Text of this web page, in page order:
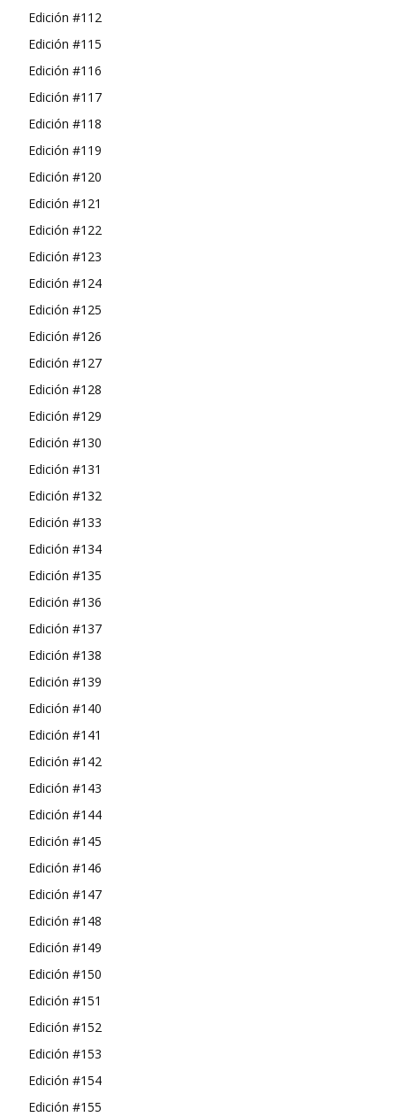
Edición #112
Edición #115
Edición #116
Edición #117
Edición #118
Edición #119
Edición #120
Edición #121
Edición #122
Edición #123
Edición #124
Edición #125
Edición #126
Edición #127
Edición #128
Edición #129
Edición #130
Edición #131
Edición #132
Edición #133
Edición #134
Edición #135
Edición #136
Edición #137
Edición #138
Edición #139
Edición #140
Edición #141
Edición #142
Edición #143
Edición #144
Edición #145
Edición #146
Edición #147
Edición #148
Edición #149
Edición #150
Edición #151
Edición #152
Edición #153
Edición #154
Edición #155